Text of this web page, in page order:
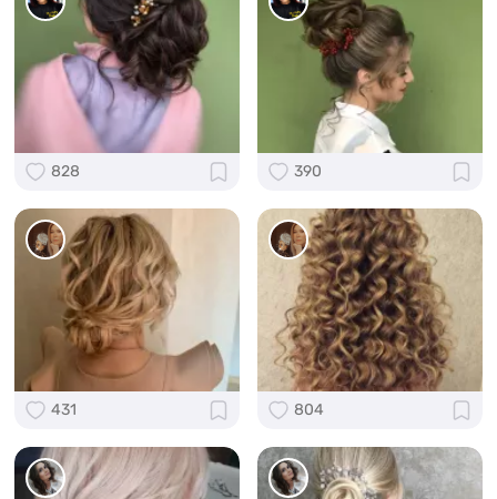
828 390
431 804